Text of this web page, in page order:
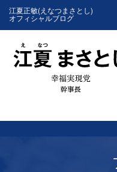
江夏正敏(えなつまさとし)
オフィシャルブログ